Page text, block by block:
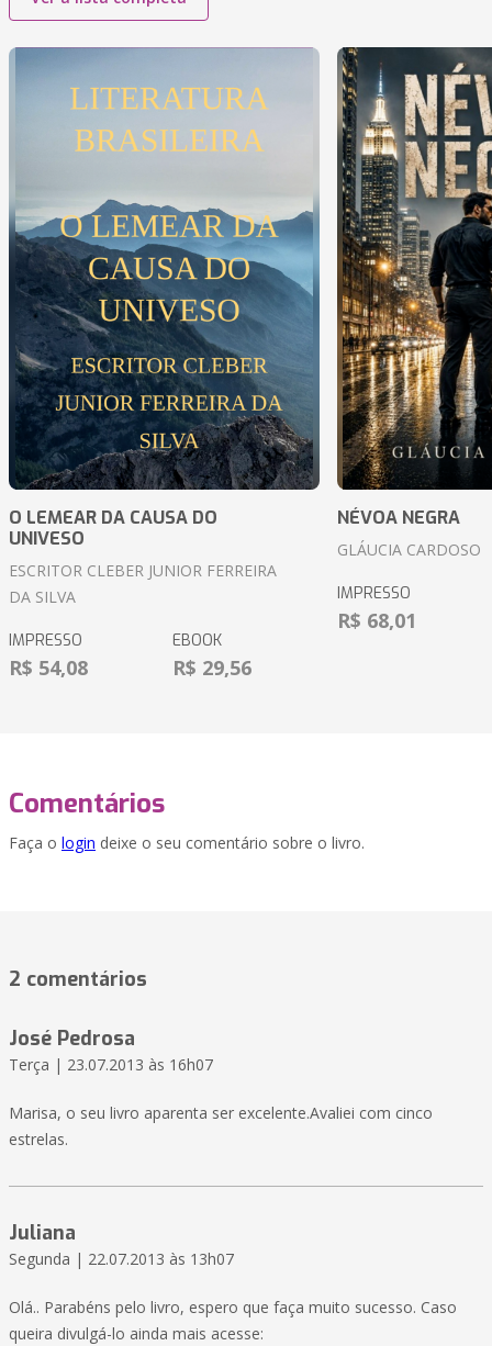
O LEMEAR DA CAUSA DO
UNIVESO
ESCRITOR CLEBER JUNIOR FERREIRA
DA SILVA
IMPRESSO
R$ 54,08
EBOOK
R$ 29,56
NÉVOA NEGRA
GLÁUCIA CARDOSO
IMPRESSO
R$ 68,01
Comentários
Faça o login deixe o seu comentário sobre o livro.
2 comentários
José Pedrosa
Terça | 23.07.2013 às 16h07
Marisa, o seu livro aparenta ser excelente.Avaliei com cinco
estrelas.
Juliana
Segunda | 22.07.2013 às 13h07
Olá.. Parabéns pelo livro, espero que faça muito sucesso. Caso
queira divulgá-lo ainda mais acesse: